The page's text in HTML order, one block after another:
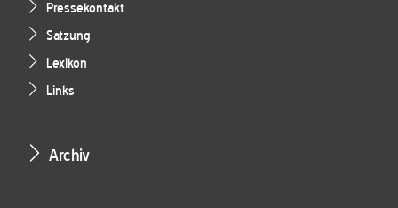
Pressekontakt
Satzung
Lexikon
Links
Archiv